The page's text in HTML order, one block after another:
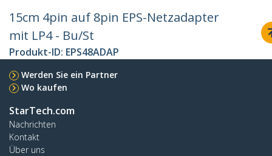
15cm 4pin auf 8pin EPS-Netzadapter
mit LP4 - Bu/St
Produkt-ID: EPS48ADAP
Werden Sie ein Partner
Wo kaufen
StarTech.com
Nachrichten
Kontakt
Über uns